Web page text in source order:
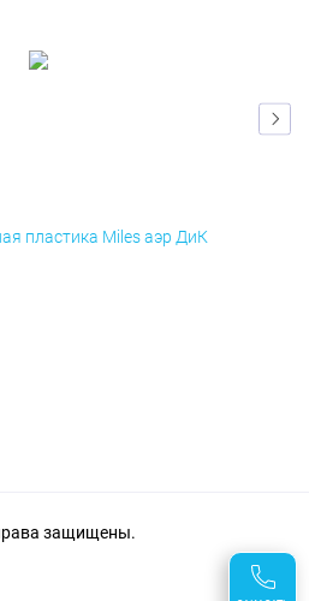
пластика Miles аэр ДиК
защищены.